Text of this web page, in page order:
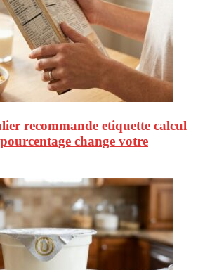
recommande etiquette calcul
change votre